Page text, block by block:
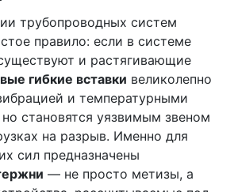
трубопроводных систем
правило: если в системе
и растягивающие
гибкие вставки великолепно
и температурными
становятся уязвимым звеном
на разрыв. Именно для
сил предназначены
— не просто метизы, а